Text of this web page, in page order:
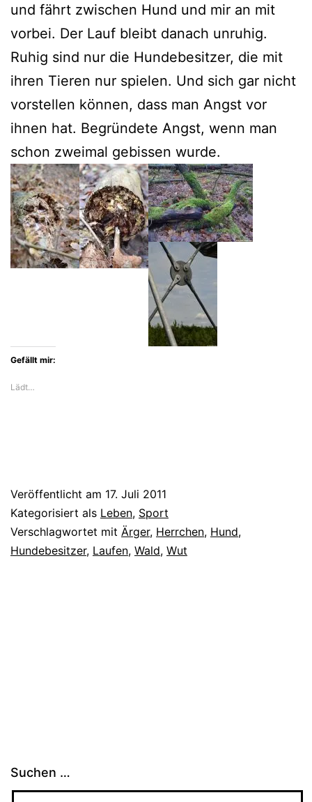
und fährt zwischen Hund und mir an mit
vorbei. Der Lauf bleibt danach unruhig.
Ruhig sind nur die Hundebesitzer, die mit
ihren Tieren nur spielen. Und sich gar nicht
vorstellen können, dass man Angst vor
ihnen hat. Begründete Angst, wenn man
schon zweimal gebissen wurde.
Gefällt mir:
Lädt…
Veröffentlicht am 17. Juli 2011
Kategorisiert als Leben, Sport
Verschlagwortet mit Ärger, Herrchen, Hund,
Hundebesitzer, Laufen, Wald, Wut
Suchen …